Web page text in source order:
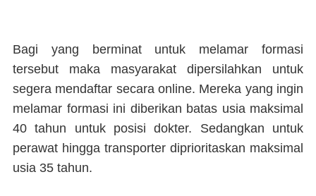
Bagi yang berminat untuk melamar formasi
tersebut maka masyarakat dipersilahkan untuk
segera mendaftar secara online. Mereka yang ingin
melamar formasi ini diberikan batas usia maksimal
40 tahun untuk posisi dokter. Sedangkan untuk
perawat hingga transporter diprioritaskan maksimal
usia 35 tahun.